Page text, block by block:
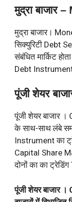
मुद्रा बाजार
मुद्रा बाजार।
सिक्युरिटी Debt
संबंधित मार्किट
Debt Instrument
पूंजी शेयर
पूंजी शेयर बाजार
के साथ-साथ लंबे
Instrument का
Capital Share
दोनों का का
पूंजी शेयर बाजार